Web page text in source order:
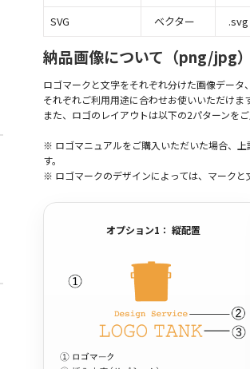
SVG
ベクター .svg
納品画像について（png/jpg）
ロゴマークと文字をそれぞれ分けた画像データ
それぞれご利用用途に合わせお使いいただけます
また、ロゴのレイアウトは以下の2パターンをご
※ ロゴマニュアルをご購入いただいた場合、
す。
※ ロゴマークのデザインによっては、マークと
オプション1： 縦配置